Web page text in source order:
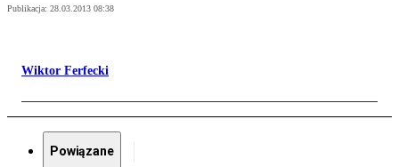
Publikacja: 28.03.2013 08:38
Wiktor Ferfecki
Powiązane